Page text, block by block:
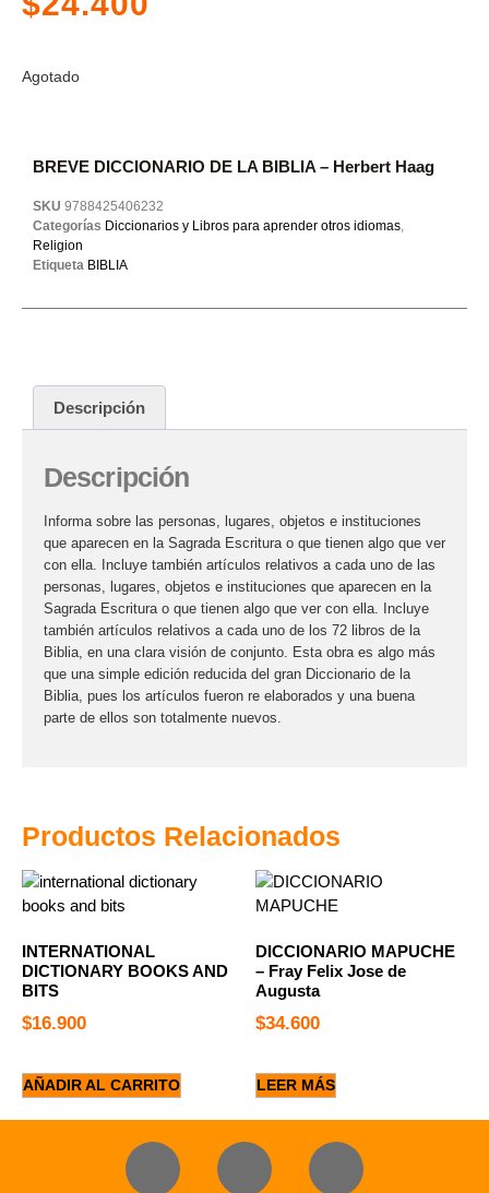
Agotado
Productos Relacionados
INTERNATIONAL
DICTIONARY BOOKS AND
BITS
$16.900
AÑADIR AL CARRITO
DICCIONARIO MAPUCHE
– Fray Felix Jose de
Augusta
$34.600
LEER MÁS
BREVE DICCIONARIO DE LA BIBLIA – Herbert Haag
SKU 9788425406232
Categorías Diccionarios y Libros para aprender otros idiomas,
Religion
Etiqueta BIBLIA
Descripción
Descripción
Informa sobre las personas, lugares, objetos e instituciones
que aparecen en la Sagrada Escritura o que tienen algo que ver
con ella. Incluye también artículos relativos a cada uno de las
personas, lugares, objetos e instituciones que aparecen en la
Sagrada Escritura o que tienen algo que ver con ella. Incluye
también artículos relativos a cada uno de los 72 libros de la
Biblia, en una clara visión de conjunto. Esta obra es algo más
que una simple edición reducida del gran Diccionario de la
Biblia, pues los artículos fueron re elaborados y una buena
parte de ellos son totalmente nuevos.